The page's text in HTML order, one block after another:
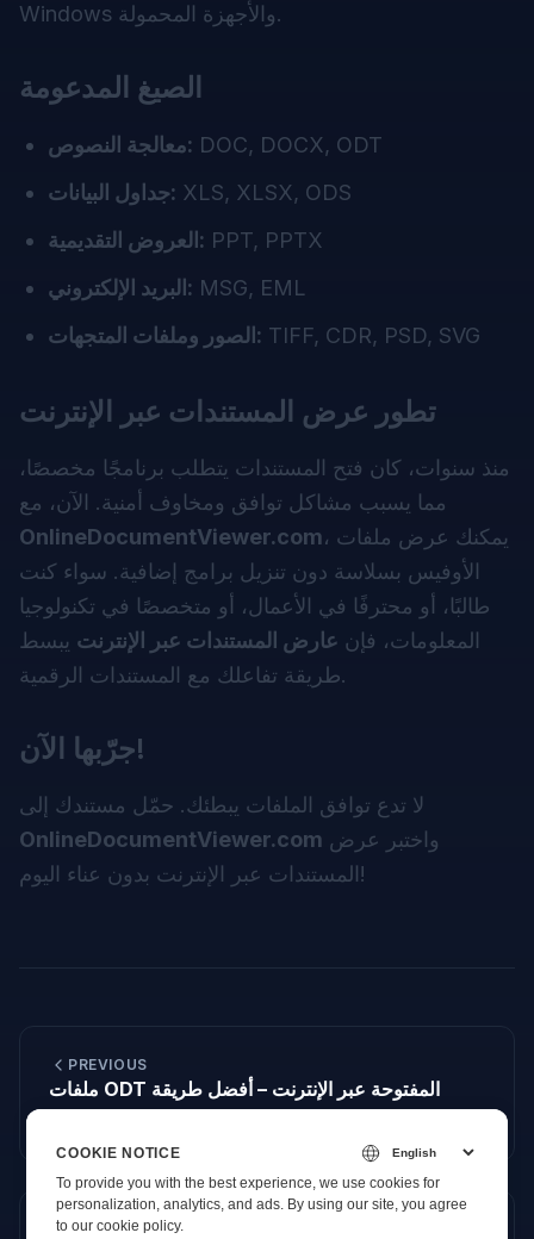
Windows والأجهزة المحمولة.
الصيغ المدعومة
معالجة النصوص: DOC, DOCX, ODT
جداول البيانات: XLS, XLSX, ODS
العروض التقديمية: PPT, PPTX
البريد الإلكتروني: MSG, EML
الصور وملفات المتجهات: TIFF, CDR, PSD, SVG
تطور عرض المستندات عبر الإنترنت
منذ سنوات، كان فتح المستندات يتطلب برنامجًا مخصصًا،
مما يسبب مشاكل توافق ومخاوف أمنية. الآن، مع
OnlineDocumentViewer.com، يمكنك عرض ملفات
الأوفيس بسلاسة دون تنزيل برامج إضافية. سواء كنت
طالبًا، أو محترفًا في الأعمال، أو متخصصًا في تكنولوجيا
المعلومات، فإن عارض المستندات عبر الإنترنت يبسط
طريقة تفاعلك مع المستندات الرقمية.
جرّبها الآن!
لا تدع توافق الملفات يبطئك. حمّل مستندك إلى
OnlineDocumentViewer.com
المستندات عبر الإنترنت بدون عناء اليوم!
PREVIOUS
ملفات ODT المفتوحة عبر الإنترنت – أفضل طريقة
COOKIE NOTICE
To provide you with the best experience, we use cookies for
personalization, analytics, and ads. By using our site, you agree
toour cookie policy.